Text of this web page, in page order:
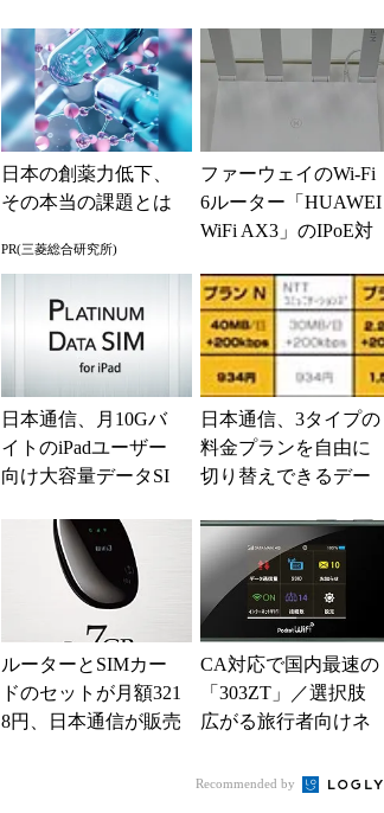
日本の創薬力低下、
その本当の課題とは
PR(三菱総合研究所)
ファーウェイのWi-Fi
6ルーター「HUAWEI
WiFi AX3」のIPoE対
み...
日本通信、月10Gバ
イトのiPadユーザー
向け大容量データSI
日本通信、3タイプの
料金プランを自由に
切り替えできるデー
X SIM」...
ルーターとSIMカー
ドのセットが月額321
8円、日本通信が販売
CA対応で国内最速の
「303ZT」／選択肢
広がる旅行者向けネ
ー「iPhone 6...
Recommended by